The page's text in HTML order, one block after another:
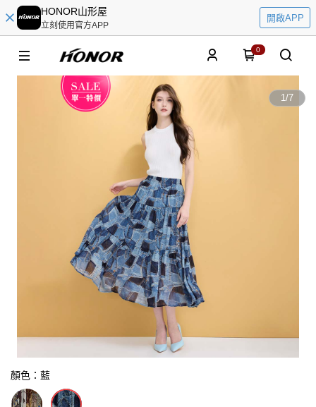
HONOR山形屋
立刻使用官方APP
開啟APP
0
1/7
顏色：藍